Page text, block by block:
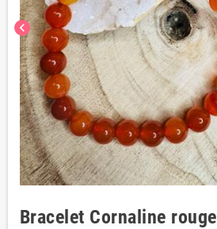
chevron_left
Bracelet Cornaline rouge